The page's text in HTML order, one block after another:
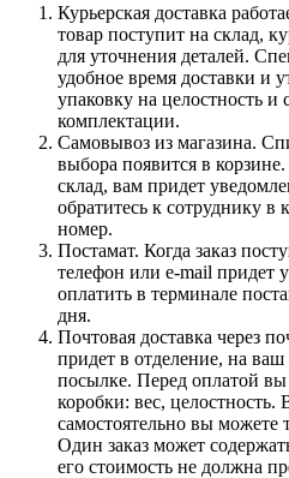
Курьерская доставка
товар поступит на склад,
для уточнения деталей.
удобное время доставки и
упаковку на целостность и
комплектации.
Самовывоз из магазина.
выбора появится в
склад, вам придет
обратитесь к сотруднику в
номер.
Постамат. Когда заказ
телефон или e-mail придет
оплатить в терминале
дня.
Почтовая доставка через
придет в отделение, на
посылке. Перед оплатой
коробки: вес, целостность.
самостоятельно вы можете
Один заказ может
его стоимость не должна